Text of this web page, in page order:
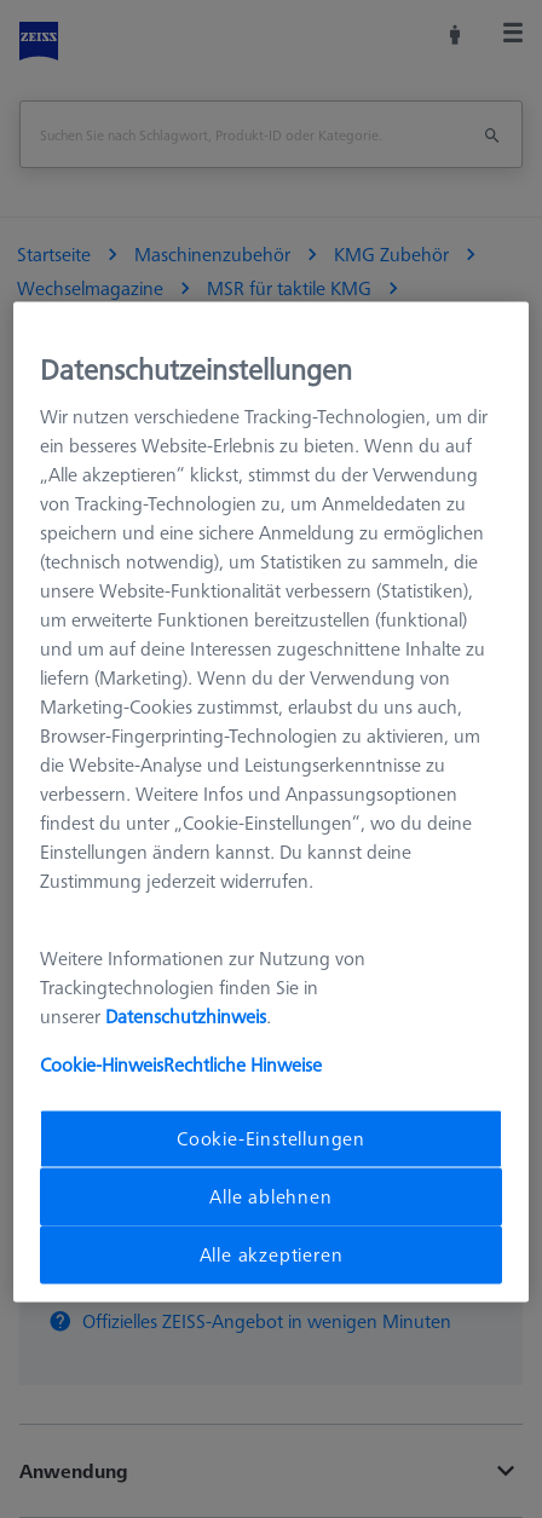
Startseite Maschinenzubehör
KMG Zubehör
Wechselmagazine
MSR für taktile KMG
Übersicht
MSR DUPLEX
626100-9304-000
5.457,40 €
Auf Bestellung hergestellt
In den Warenkorb
Offizielles ZEISS-Angebot in wenigen Minuten
Anwendung
Datenschutzeinstellungen
Wir nutzen verschiedene Tracking-Technologien, um dir
ein besseres Website-Erlebnis zu bieten. Wenn du auf
„Alle akzeptieren“ klickst, stimmst du der Verwendung
von Tracking-Technologien zu, um Anmeldedaten zu
speichern und eine sichere Anmeldung zu ermöglichen
(technisch notwendig), um Statistiken zu sammeln, die
unsere Website-Funktionalität verbessern (Statistiken),
um erweiterte Funktionen bereitzustellen (funktional)
und um auf deine Interessen zugeschnittene Inhalte zu
liefern (Marketing). Wenn du der Verwendung von
Marketing-Cookies zustimmst, erlaubst du uns auch,
Browser-Fingerprinting-Technologien zu aktivieren, um
die Website-Analyse und Leistungserkenntnisse zu
verbessern. Weitere Infos und Anpassungsoptionen
findest du unter „Cookie-Einstellungen“, wo du deine
Einstellungen ändern kannst. Du kannst deine
Zustimmung jederzeit widerrufen.
Weitere Informationen zur Nutzung von
Trackingtechnologien finden Sie in
unserer Datenschutzhinweis.
Cookie-HinweisRechtliche Hinweise
Cookie-Einstellungen
Alle ablehnen
Alle akzeptieren